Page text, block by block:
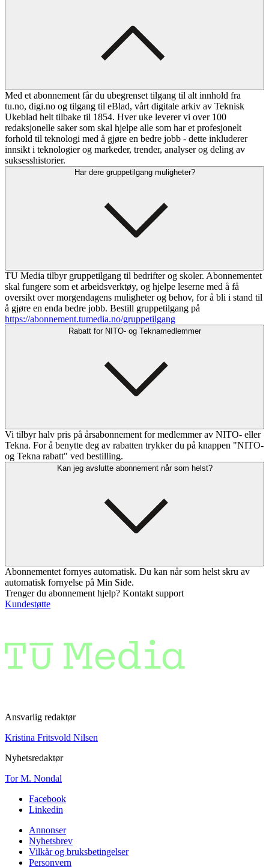
Med et abonnement får du ubegrenset tilgang til alt innhold fra
tu.no, digi.no og tilgang til eBlad, vårt digitale arkiv av Teknisk
Ukeblad helt tilbake til 1854. Hver uke leverer vi over 100
redaksjonelle saker som skal hjelpe alle som har et profesjonelt
forhold til teknologi med å gjøre en bedre jobb - dette inkluderer
innsikt i teknologier og markeder, trender, analyser og deling av
suksesshistorier.
Har dere gruppetilgang muligheter?
TU Media tilbyr gruppetilgang til bedrifter og skoler. Abonnementet
skal fungere som et arbeidsverktøy, og hjelpe leserne med å få
oversikt over morgendagens muligheter og behov, for å bli i stand til
å gjøre en enda bedre jobb. Bestill gruppetilgang på
https://abonnement.tumedia.no/gruppetilgang
Rabatt for NITO- og Teknamedlemmer
Vi tilbyr halv pris på årsabonnement for medlemmer av NITO- eller
Tekna. For å benytte deg av rabatten trykker du på knappen "NITO-
og Tekna rabatt" ved bestilling.
Kan jeg avslutte abonnement når som helst?
Abonnementet fornyes automatisk. Du kan når som helst skru av
automatisk fornyelse på Min Side.
Trenger du abonnement hjelp? Kontakt support
Kundestøtte
Ansvarlig redaktør
Kristina Fritsvold Nilsen
Nyhetsredaktør
Tor M. Nondal
Facebook
Linkedin
Annonser
Nyhetsbrev
Vilkår og bruksbetingelser
Personvern